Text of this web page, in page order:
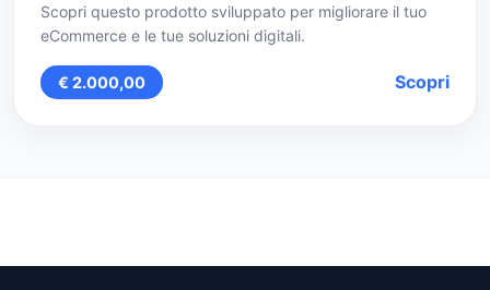
Scopri questo prodotto sviluppato per migliorare il tuo
eCommerce e le tue soluzioni digitali.
€ 2.000,00 Scopri